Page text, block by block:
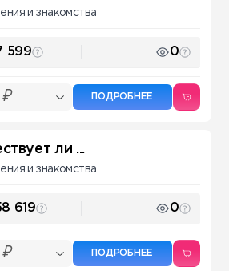
и знакомства
599 0
₽ ПОДРОБНЕЕ
ли ...
и знакомства
619 0
₽ ПОДРОБНЕЕ